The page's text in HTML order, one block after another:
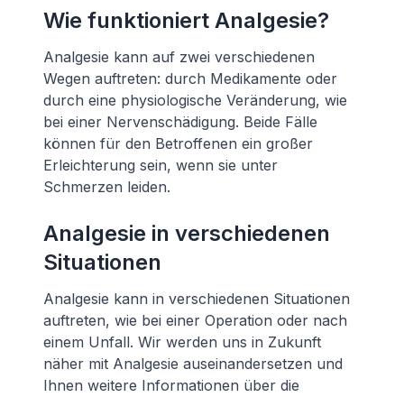
Wie funktioniert Analgesie?
Analgesie kann auf zwei verschiedenen
Wegen auftreten: durch Medikamente oder
durch eine physiologische Veränderung, wie
bei einer Nervenschädigung. Beide Fälle
können für den Betroffenen ein großer
Erleichterung sein, wenn sie unter
Schmerzen leiden.
Analgesie in verschiedenen
Situationen
Analgesie kann in verschiedenen Situationen
auftreten, wie bei einer Operation oder nach
einem Unfall. Wir werden uns in Zukunft
näher mit Analgesie auseinandersetzen und
Ihnen weitere Informationen über die